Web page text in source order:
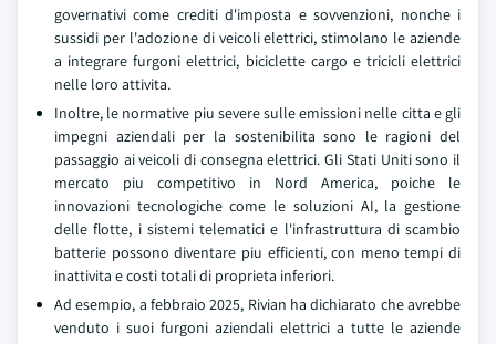
governativi come crediti d'imposta e sovvenzioni, nonche i
sussidi per l'adozione di veicoli elettrici, stimolano le aziende
a integrare furgoni elettrici, biciclette cargo e tricicli elettrici
nelle loro attivita.
Inoltre, le normative piu severe sulle emissioni nelle citta e gli
impegni aziendali per la sostenibilita sono le ragioni del
passaggio ai veicoli di consegna elettrici. Gli Stati Uniti sono il
mercato piu competitivo in Nord America, poiche le
innovazioni tecnologiche come le soluzioni AI, la gestione
delle flotte, i sistemi telematici e l'infrastruttura di scambio
batterie possono diventare piu efficienti, con meno tempi di
inattivita e costi totali di proprieta inferiori.
Ad esempio, a febbraio 2025, Rivian ha dichiarato che avrebbe
venduto i suoi furgoni aziendali elettrici a tutte le aziende